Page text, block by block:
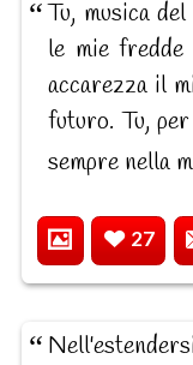
Tu, musica
le mie fredde
accarezza il
futuro. Tu,
sempre nella
27